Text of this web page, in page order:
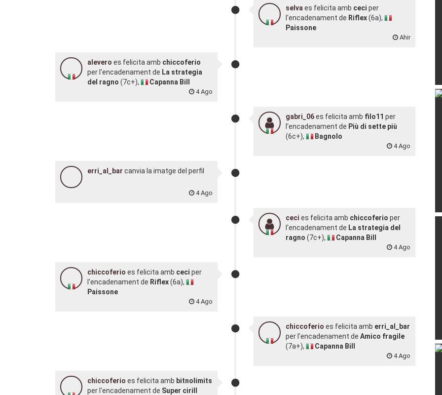
selva es felicita amb ceci per
l'encadenament de Riflex(6a),
Paissone
Ahir
alevero es felicita amb chiccoferio
per l'encadenament de La strategia
del ragno (7c+), Capanna Bill
4 Ago
gabri_06es felicita amb filo11 per
l'encadenament de Più di sette più
(6c+),
Bagnolo
4 Ago
erri_al_bar canvia la imatge del perfil
4 Ago
ceci es felicita amb chiccoferio per
l'encadenament de La strategia del
ragno (7c+), Capanna Bill
4 Ago
chiccoferio es felicita amb ceci per
l'encadenament de Riflex(6a),
Paissone
4 Ago
chiccoferio es felicita amb erri_al_bar
per l'encadenament de Amico fragile
(7a+),
Capanna Bill
4 Ago
chiccoferio es felicita amb bitnolimits
per l'encadenament de Super cirill